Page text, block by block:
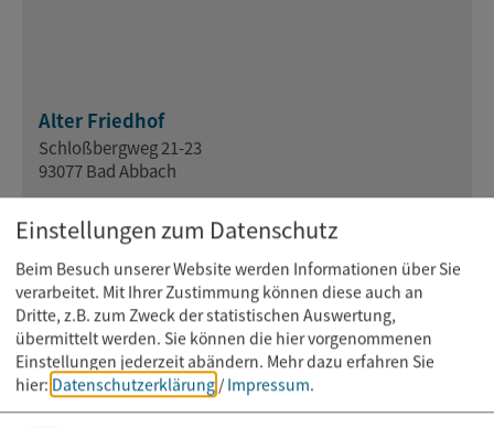
Alter Friedhof
Schloßbergweg 21-23
93077 Bad Abbach
09405 9590-0
Einstellungen zum Datenschutz
Beim Besuch unserer Website werden Informationen über Sie
verarbeitet. Mit Ihrer Zustimmung können diese auch an
Dritte, z.B. zum Zweck der statistischen Auswertung,
übermittelt werden. Sie können die hier vorgenommenen
Einstellungen jederzeit abändern. Mehr dazu erfahren Sie
hier: Datenschutzerklärung / Impressum.